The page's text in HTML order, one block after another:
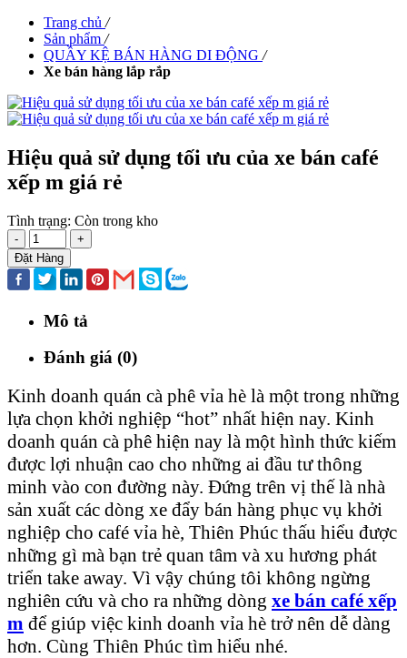
Trang chủ /
Sản phẩm /
QUẦY KỆ BÁN HÀNG DI ĐỘNG /
Xe bán hàng lắp rắp
Hiệu quả sử dụng tối ưu của xe bán café
xếp m giá rẻ
Tình trạng: Còn trong kho
-
+
Đặt Hàng
Mô tả
Đánh giá (0)
Kinh doanh quán cà phê vỉa hè là một trong những
lựa chọn khởi nghiệp “hot” nhất hiện nay. Kinh
doanh quán cà phê hiện nay là một hình thức kiếm
được lợi nhuận cao cho những ai đầu tư thông
minh vào con đường này. Đứng trên vị thế là nhà
sản xuất các dòng xe đẩy bán hàng phục vụ khởi
nghiệp cho café vỉa hè, Thiên Phúc thấu hiểu được
những gì mà bạn trẻ quan tâm và xu hương phát
triển take away. Vì vậy chúng tôi không ngừng
nghiên cứu và cho ra những dòng xe bán café xếp
m để giúp việc kinh doanh vỉa hè trở nên dễ dàng
hơn. Cùng Thiên Phúc tìm hiểu nhé.